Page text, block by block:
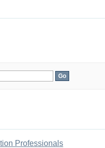
Professionals